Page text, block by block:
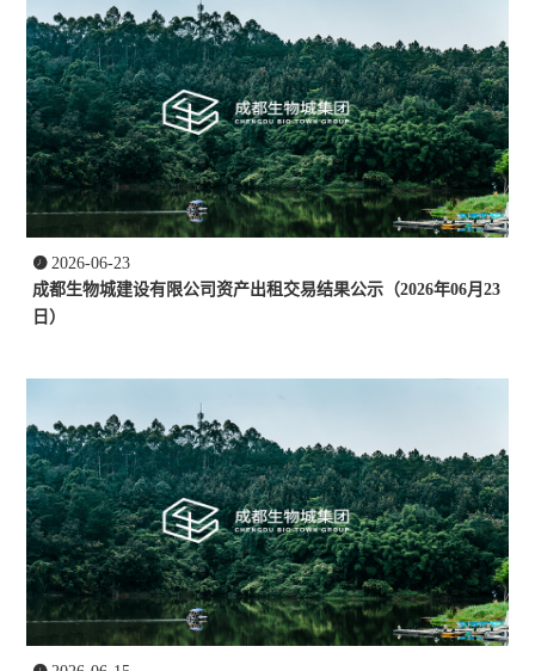
 2026-06-23
成都生物城建设有限公司资产出租交易结果公示（2026年06月23
日）